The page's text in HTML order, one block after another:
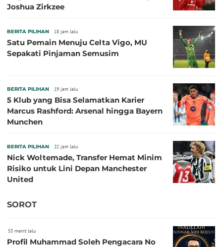
Joshua Zirkzee
BERITA PILIHAN 18 jam lalu
Satu Pemain Menuju Celta Vigo, MU
Sepakati Pinjaman Semusim
BERITA PILIHAN 19 jam lalu
5 Klub yang Bisa Selamatkan Karier
Marcus Rashford: Arsenal hingga Bayern
Munchen
BERITA PILIHAN 22 jam lalu
Nick Woltemade, Transfer Hemat Minim
Risiko untuk Lini Depan Manchester
United
SOROT
53 menit lalu
Profil Muhammad Soleh Pengacara No